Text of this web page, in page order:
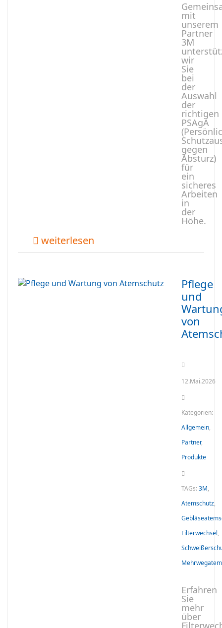
mit
unserem
Partner
3M
wir
Sie
bei
der
Auswahl
der
richtigen
PSAgA
gegen
Absturz)
für
ein
sicheres
Arbeiten
in
der
Höhe.
weiterlesen
Pflege
und
von
12.Mai.2026
Kategorien:
Allgemein,
Partner,
Produkte
TAGs:3M,
Atemschutz,
Filterwechsel,
Erfahren
Sie
mehr
über